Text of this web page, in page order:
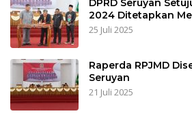
DPRD Seruyan
2024 Ditetapkan
25 Juli 2025
Raperda RPJMD
Seruyan
21 Juli 2025